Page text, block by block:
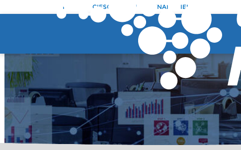
Pular para o conteúdo principal
FIESC CIESC SESI SENAI IEL